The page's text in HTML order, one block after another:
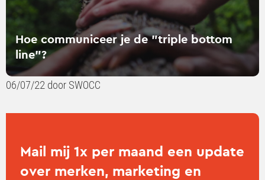
Hoe communiceer je de "triple bottom
line”?
06/07/22 door SWOCC
Mail mij 1x per maand een update
over merken, marketing en